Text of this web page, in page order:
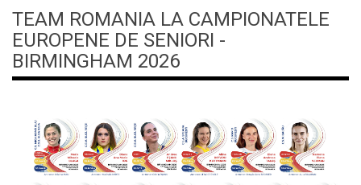
TEAM ROMANIA LA CAMPIONATELE
EUROPENE DE SENIORI -
BIRMINGHAM 2026